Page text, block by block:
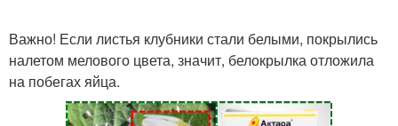
Важно! Если листья клубники стали белыми, покрылись
налетом мелового цвета, значит, белокрылка отложила
на побегах яйца.